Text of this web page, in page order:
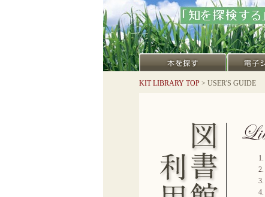
KIT LIBRARY TOP > USER'S GUIDE